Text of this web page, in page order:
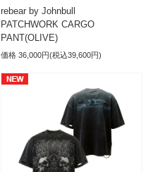
rebear by Johnbull
PATCHWORK CARGO
PANT(OLIVE)
価格 36,000円(税込39,600円)